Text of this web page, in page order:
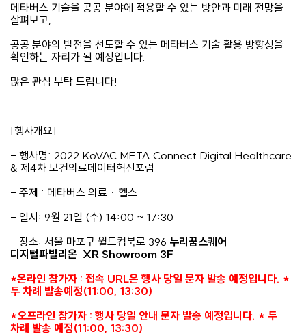
메타버스 기술을 공공 분야에 적용할 수 있는 방안과 미래 전망을
살펴보고,
공공 분야의 발전을 선도할 수 있는 메타버스 기술 활용 방향성을
확인하는 자리가 될 예정입니다.
많은 관심 부탁 드립니다!
[행사개요]
- 행사명: 2022 KoVAC META Connect Digital Healthcare
& 제4차 보건의료데이터혁신포럼
- 주제 : 메타버스 의료 · 헬스
- 일시: 9월 21일 (수) 14:00 ~ 17:30
- 장소: 서울 마포구 월드컵북로 396 누리꿈스퀘어
디지털파빌리온 XR Showroom 3F
*온라인 참가자 : 접속 URL은 행사 당일 문자 발송 예정입니다. *
두 차례 발송예정(11:00, 13:30)
*오프라인 참가자 : 행사 당일 안내 문자 발송 예정입니다. * 두
차례 발송 예정(11:00, 13:30)